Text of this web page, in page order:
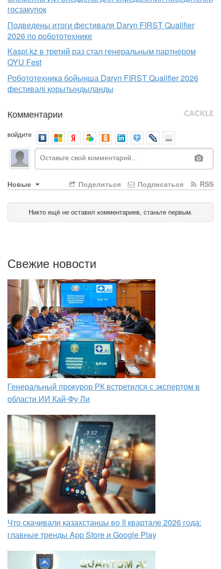
госзакупок
Подведены итоги фестиваля Daryn FIRST Qualifier
2026 по робототехнике
Kaspi.kz в третий раз стал генеральным партнером
OYU Fest
Робототехника бойынша Daryn FIRST Qualifier 2026
фестивалі қорытындыланды
Комментарии
войдите
Новые RSS
Подписаться
Поделиться
Никто ещё не оставил комментариев, станьте первым.
Свежие новости
Генеральный прокурор РК встретился с экспертом в
области ИИ Кай-Фу Ли
Что скачивали казахстанцы во II квартале 2026 года:
главные тренды App Store и Google Play